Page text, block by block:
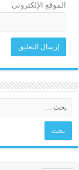
الموقع الإلكتروني